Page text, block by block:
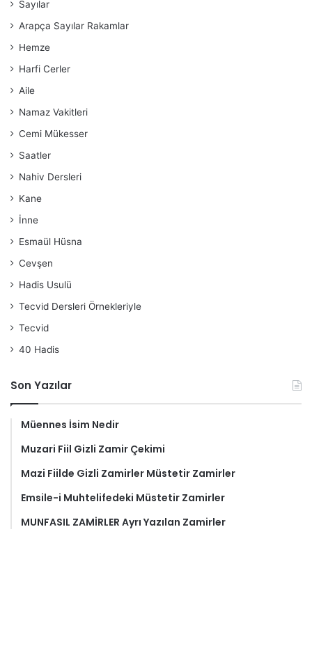
Sayılar
Arapça Sayılar Rakamlar
Hemze
Harfi Cerler
Aile
Namaz Vakitleri
Cemi Mükesser
Saatler
Nahiv Dersleri
Kane
İnne
Esmaül Hüsna
Cevşen
Hadis Usulü
Tecvid Dersleri Örnekleriyle
Tecvid
40 Hadis
Son Yazılar
Müennes İsim Nedir
Muzari Fiil Gizli Zamir Çekimi
Mazi Fiilde Gizli Zamirler Müstetir Zamirler
Emsile-i Muhtelifedeki Müstetir Zamirler
MUNFASIL ZAMİRLER Ayrı Yazılan Zamirler